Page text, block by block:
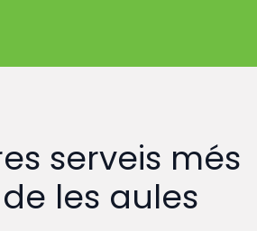
serveis més
les aules